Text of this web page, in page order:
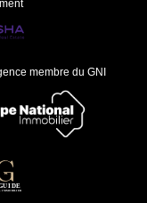
membre du GNI